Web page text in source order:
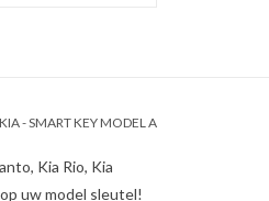
KIA - SMART KEY MODEL A
Kia Rio, Kia
uw model sleutel!